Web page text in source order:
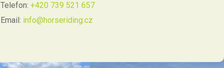
Telefon: +420 739 521 657
Email: info@horseriding.cz